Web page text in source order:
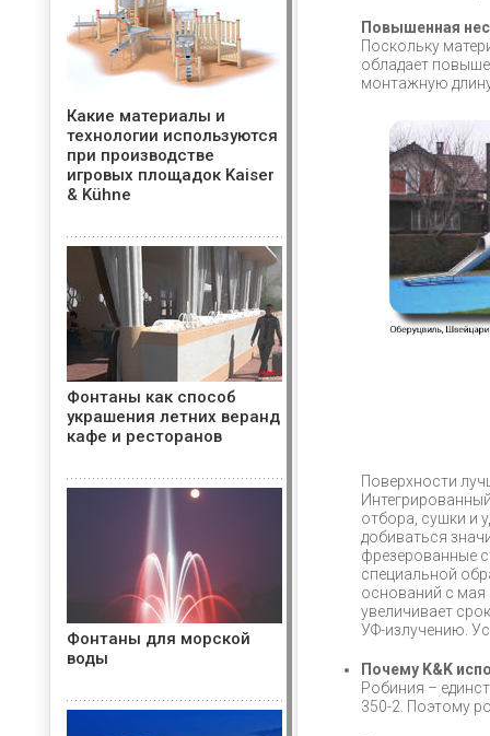
Повышенная
Поскольку
обладает
монтажную
Поверхности
отбора, сушки и
добиваться
фрезерованные
специальной
оснований с мая
увеличивает
УФ-излучению.
Почему K&K
Робиния –
350-2. Поэтому
Какие материалы и
технологии используются
при производстве
игровых площадок Kaiser
& Kühne
Фонтаны как способ
украшения летних веранд
кафе и ресторанов
Фонтаны для морской
воды